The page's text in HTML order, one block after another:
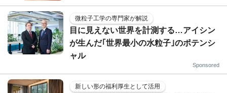
微粒子工学の専門家が解説
目に見えない世界を計測する…アイシン
が生んだ｢世界最小の水粒子｣のポテンシ
ャル
Sponsored
新しい形の福利厚生として活用